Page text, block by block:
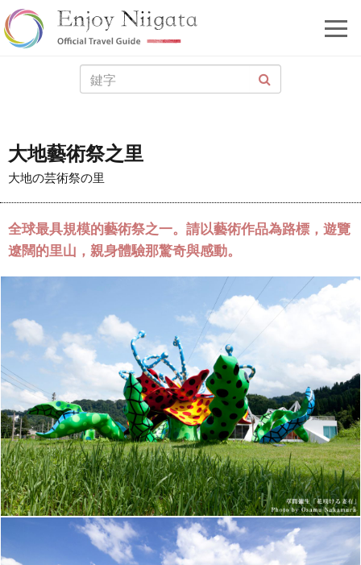
大地藝術祭之里
大地の芸術祭の里
全球最具規模的藝術祭之一。請以藝術作品為路標，遊覽
遼闊的里山，親身體驗那驚奇與感動。